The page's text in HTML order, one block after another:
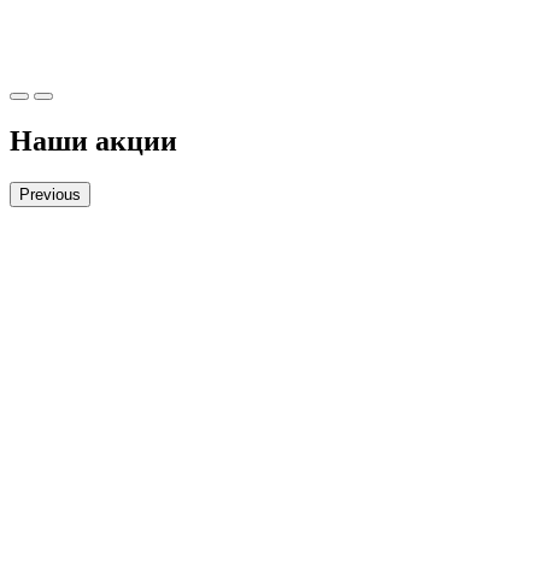
Наши акции
Previous